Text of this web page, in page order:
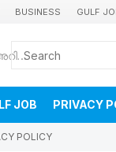
BUSINESS GULF
കുവൈറ്റിലെ വാർത്തകളും വിശേഷങ്ങളും തൽസമയം അറിയാൻ
JOB PRIVACY
POLICY